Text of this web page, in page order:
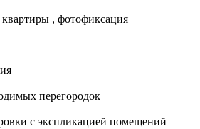
, фотофиксация
перегородок
с экспликацией помещений